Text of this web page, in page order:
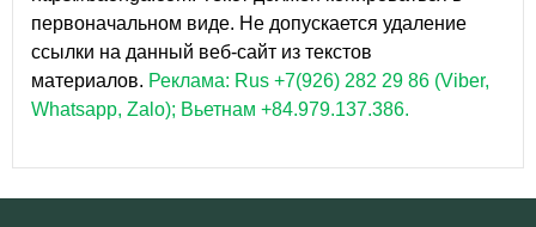
первоначальном виде. Не допускается удаление
ссылки на данный веб-сайт из текстов
материалов. Реклама: Rus +7(926) 282 29 86 (Viber,
Whatsapp, Zalo); Вьетнам +84.979.137.386.